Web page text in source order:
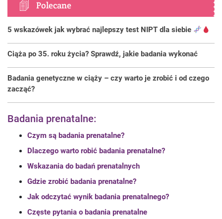
Polecane
5 wskazówek jak wybrać najlepszy test NIPT dla siebie
Ciąża po 35. roku życia? Sprawdź, jakie badania wykonać
Badania genetyczne w ciąży – czy warto je zrobić i od czego
zacząć?
Badania prenatalne:
Czym są badania prenatalne?
Dlaczego warto robić badania prenatalne?
Wskazania do badań prenatalnych
Gdzie zrobić badania prenatalne?
Jak odczytać wynik badania prenatalnego?
Częste pytania o badania prenatalne